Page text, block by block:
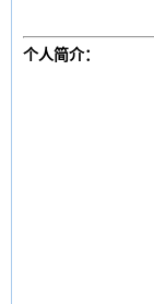
个人简介：